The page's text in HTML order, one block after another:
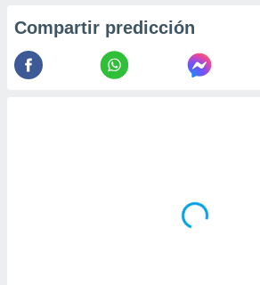
Compartir predicción